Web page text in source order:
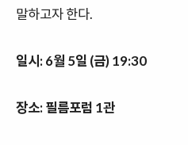
말하고자 한다.
일시: 6월 5일 (금) 19:30
장소: 필름포럼 1관